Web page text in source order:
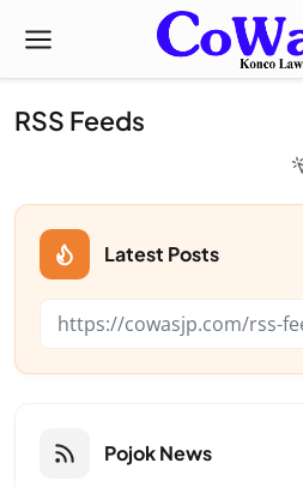
RSS Feeds
Latest Posts
Pojok News